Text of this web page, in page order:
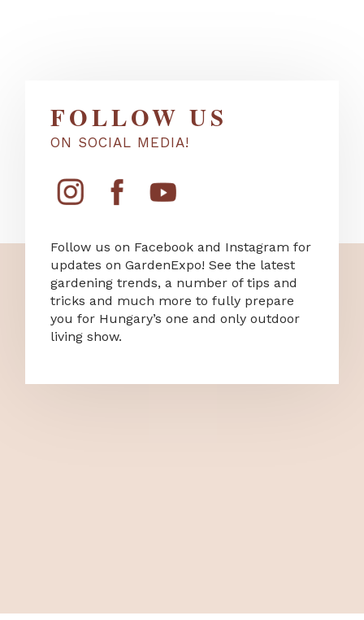
FOLLOW US
ON SOCIAL MEDIA!
Follow us on Facebook and Instagram for
updates on GardenExpo! See the latest
gardening trends, a number of tips and
tricks and much more to fully prepare
you for Hungary’s one and only outdoor
living show.